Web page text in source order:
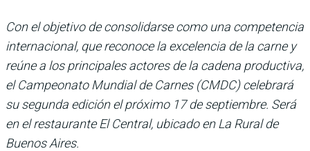
Con el objetivo de consolidarse como una competencia
internacional, que reconoce la excelencia de la carne y
reúne a los principales actores de la cadena productiva,
el Campeonato Mundial de Carnes (CMDC) celebrará
su segunda edición el próximo 17 de septiembre. Será
en el restaurante El Central, ubicado en La Rural de
Buenos Aires.